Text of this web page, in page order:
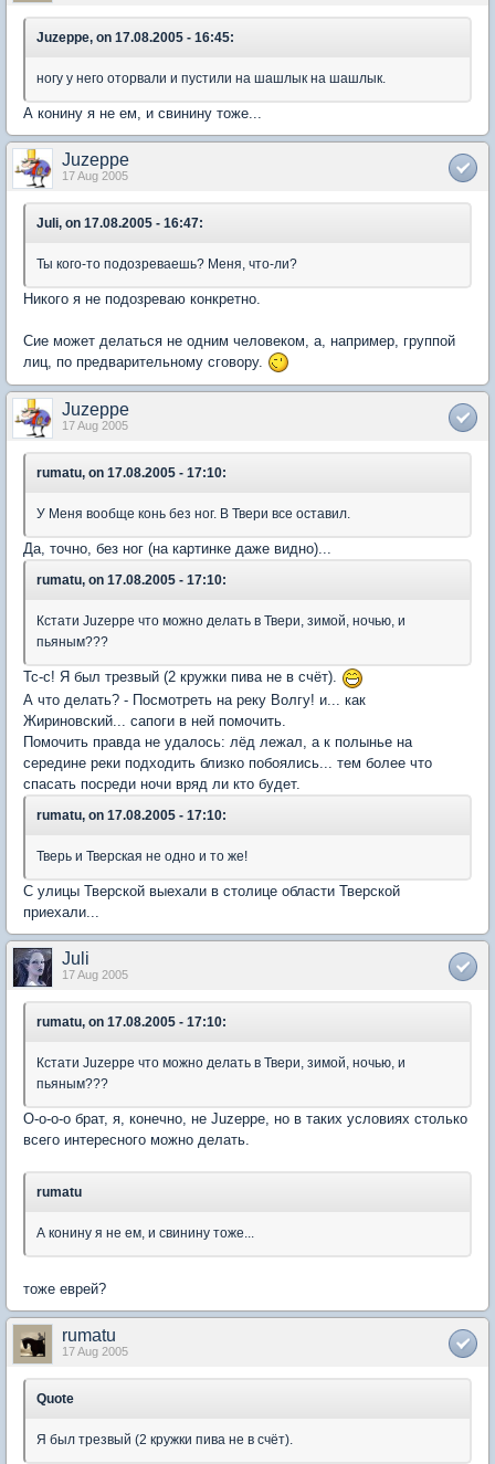
Juzeppe, on 17.08.2005 - 16:45:
ногу у него оторвали и пустили на шашлык на шашлык.
А конину я не ем, и свинину тоже...
Juzeppe
17 Aug 2005
Juli, on 17.08.2005 - 16:47:
Ты кого-то подозреваешь? Меня, что-ли?
Никого я не подозреваю конкретно.
Сие может делаться не одним человеком, а, например, группой
лиц, по предварительному сговору.
Juzeppe
17 Aug 2005
rumatu, on 17.08.2005 - 17:10:
У Меня вообще конь без ног. В Твери все оставил.
Да, точно, без ног (на картинке даже видно)...
rumatu, on 17.08.2005 - 17:10:
Кстати Juzeppe что можно делать в Твери, зимой, ночью, и
пьяным???
Тс-с! Я был трезвый (2 кружки пива не в счёт).
А что делать? - Посмотреть на реку Волгу! и... как
Жириновский... сапоги в ней помочить.
Помочить правда не удалось: лёд лежал, а к полынье на
середине реки подходить близко побоялись... тем более что
спасать посреди ночи вряд ли кто будет.
rumatu, on 17.08.2005 - 17:10:
Тверь и Тверская не одно и то же!
С улицы Тверской выехали в столице области Тверской
приехали...
Juli
17 Aug 2005
rumatu, on 17.08.2005 - 17:10:
Кстати Juzeppe что можно делать в Твери, зимой, ночью, и
пьяным???
О-о-о-о брат, я, конечно, не Juzeppe, но в таких условиях столько
всего интересного можно делать.
rumatu
А конину я не ем, и свинину тоже...
тоже еврей?
rumatu
17 Aug 2005
Quote
Я был трезвый (2 кружки пива не в счёт).